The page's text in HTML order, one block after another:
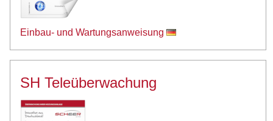
Einbau- und Wartungsanweisung
SH Teleüberwachung